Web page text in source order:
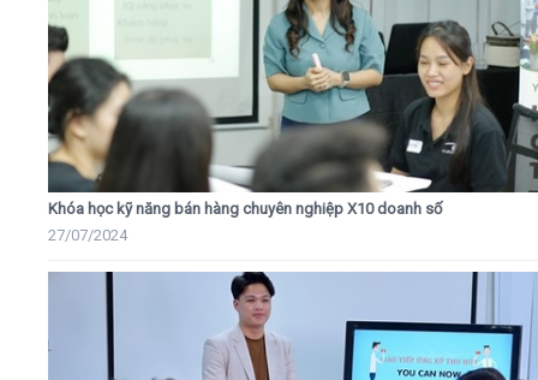
Khóa học kỹ năng bán hàng chuyên nghiệp X10 doanh số
27/07/2024